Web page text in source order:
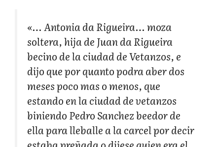
«… Antonia da Rigueira… moza
soltera, hija de Juan da Rigueira
becino de la ciudad de Vetanzos, e
dijo que por quanto podra aber dos
meses poco mas o menos, que
estando en la ciudad de vetanzos
biniendo Pedro Sanchez beedor de
ella para lleballe a la carcel por decir